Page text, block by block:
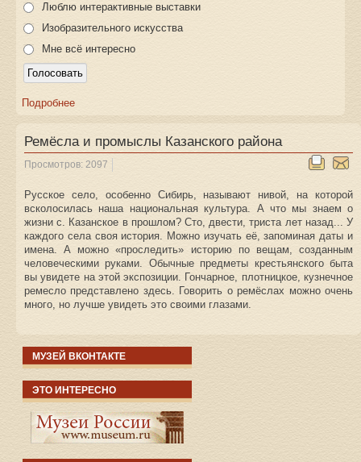
Люблю интерактивные выставки
Изобразительного искусства
Мне всё интересно
Подробнее
Ремёсла и промыслы Казанского района
Просмотров: 2097
Русское село, особенно Сибирь, называют нивой, на которой
всколосилась наша национальная культура. А что мы знаем о
жизни с. Казанское в прошлом? Сто, двести, триста лет назад... У
каждого села своя история. Можно изучать её, запоминая даты и
имена. А можно «проследить» историю по вещам, созданным
человеческими руками. Обычные предметы крестьянского быта
вы увидете на этой экспозиции. Гончарное, плотницкое, кузнечное
ремесло представлено здесь. Говорить о ремёслах можно очень
много, но лучше увидеть это своими глазами.
МУЗЕЙ ВКОНТАКТЕ
ЭТО ИНТЕРЕСНО